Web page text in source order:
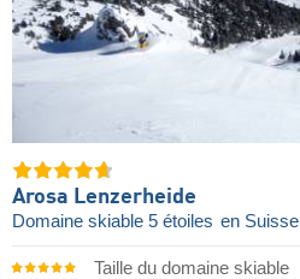
Arosa Lenzerheide
Domaine skiable 5 étoiles en Suisse
Taille du domaine skiable